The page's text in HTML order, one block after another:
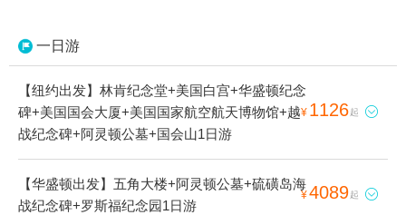
一日游
【纽约出发】林肯纪念堂+美国白宫+华盛顿纪念
碑+美国国会大厦+美国国家航空航天博物馆+越
战纪念碑+阿灵顿公墓+国会山1日游
¥ 1126起 
【华盛顿出发】五角大楼+阿灵顿公墓+硫磺岛海
战纪念碑+罗斯福纪念园1日游
¥4089起 